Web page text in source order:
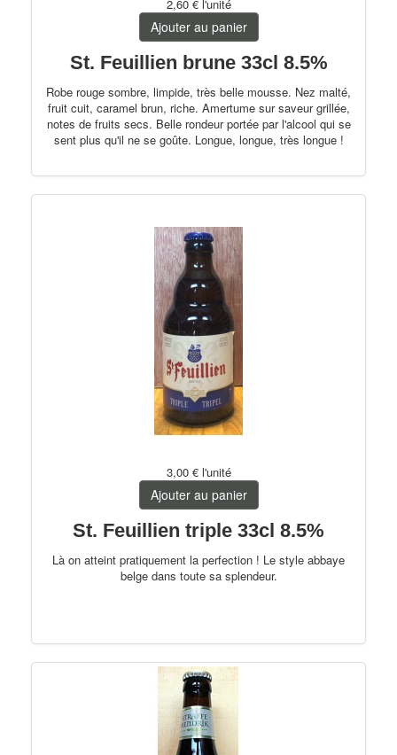
Fruitées
Bio
PerfectDraft
France
2,60 € l'unité
Ajouter au panier
St. Feuillien brune 33cl 8.5%
Robe rouge sombre, limpide, très belle mousse. Nez malté,
fruit cuit, caramel brun, riche. Amertume sur saveur grillée,
notes de fruits secs. Belle rondeur portée par l'alcool qui se
sent plus qu'il ne se goûte. Longue, longue, très longue !
3,00 € l'unité
Ajouter au panier
St. Feuillien triple 33cl 8.5%
Là on atteint pratiquement la perfection ! Le style abbaye
belge dans toute sa splendeur.